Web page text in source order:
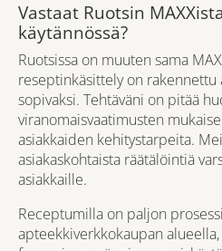
Vastaat Ruotsin
käytännössä?
Ruotsissa on muuten sama
reseptinkäsittely on rakennettu
sopivaksi. Tehtäväni on pitää
viranomaisvaatimusten
asiakkaiden kehitystarpeita.
asiakaskohtaista räätälöintiä
asiakkaille.
Receptumilla on paljon
apteekkiverkkokaupan